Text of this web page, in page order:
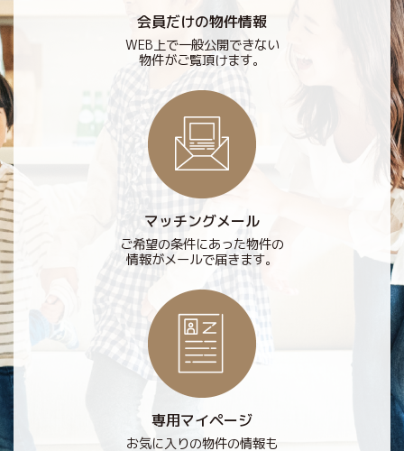
会員だけの物件情報
WEB上で一般公開できない
物件がご覧頂けます。
マッチングメール
ご希望の条件にあった物件の
情報がメールで届きます。
専用マイページ
お気に入りの物件の情報も